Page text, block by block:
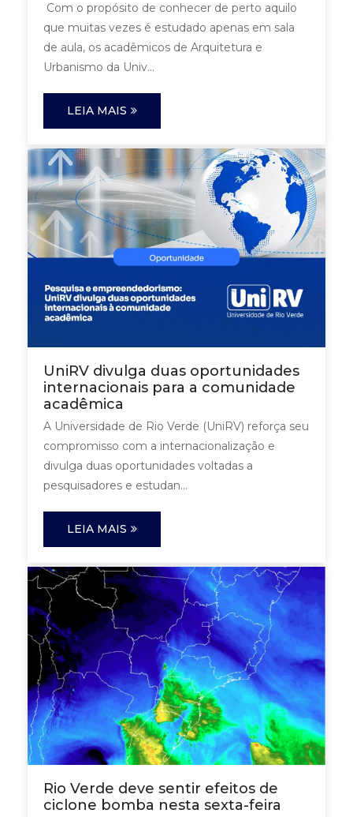
Com o propósito de conhecer de perto aquilo
que muitas vezes é estudado apenas em sala
de aula, os acadêmicos de Arquitetura e
Urbanismo da Univ...
LEIA MAIS
UniRV divulga duas oportunidades
internacionais para a comunidade
acadêmica
A Universidade de Rio Verde (UniRV) reforça seu
compromisso com a internacionalização e
divulga duas oportunidades voltadas a
pesquisadores e estudan...
LEIA MAIS
Rio Verde deve sentir efeitos de
ciclone bomba nesta sexta-feira